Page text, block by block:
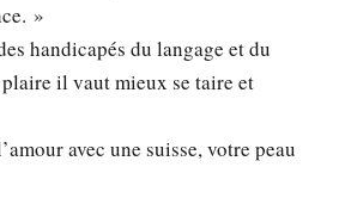
»
handicapés du langage et du
il vaut mieux se taire et
avec une suisse, votre peau